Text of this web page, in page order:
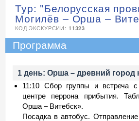
Тур: "Белорусская
Могилёв – Орша –
КОД ЭКСКУРСИИ: 11323
Программа
1 день: Орша – древний город
11:10 Сбор группы и встреча
центре перрона прибытия.
Орша – Витебск».
Посадка в автобус.